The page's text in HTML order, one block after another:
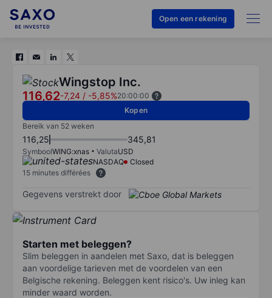
Open een rekening
Wingstop Inc.
116,62-7,24 / -5,85%20:00:00
Kopen
Bereik van 52 weken
116,25 345,81
SymboolWING:xnas ValutaUSD
NASDAQ
Closed
15 minutes différées
Gegevens verstrekt door
Starten met beleggen?
Slim beleggen in aandelen met Saxo, dat is beleggen
aan voordelige tarieven met de voordelen van een
Belgische rekening. Beleggen kent risico's. Uw inleg kan
minder waard worden.